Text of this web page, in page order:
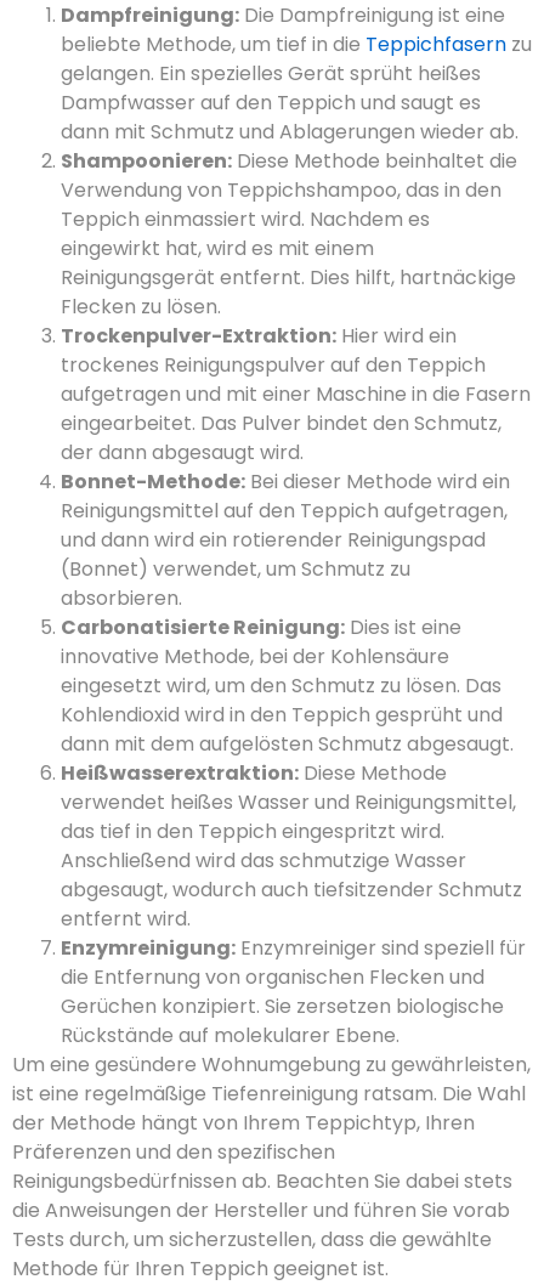
Dampfreinigung: Die Dampfreinigung ist eine
beliebte Methode, um tief in die Teppichfasern zu
gelangen. Ein spezielles Gerät sprüht heißes
Dampfwasser auf den Teppich und saugt es
dann mit Schmutz und Ablagerungen wieder ab.
Shampoonieren: Diese Methode beinhaltet die
Verwendung von Teppichshampoo, das in den
Teppich einmassiert wird. Nachdem es
eingewirkt hat, wird es mit einem
Reinigungsgerät entfernt. Dies hilft, hartnäckige
Flecken zu lösen.
Trockenpulver-Extraktion: Hier wird ein
trockenes Reinigungspulver auf den Teppich
aufgetragen und mit einer Maschine in die Fasern
eingearbeitet. Das Pulver bindet den Schmutz,
der dann abgesaugt wird.
Bonnet-Methode: Bei dieser Methode wird ein
Reinigungsmittel auf den Teppich aufgetragen,
und dann wird ein rotierender Reinigungspad
(Bonnet) verwendet, um Schmutz zu
absorbieren.
Carbonatisierte Reinigung: Dies ist eine
innovative Methode, bei der Kohlensäure
eingesetzt wird, um den Schmutz zu lösen. Das
Kohlendioxid wird in den Teppich gesprüht und
dann mit dem aufgelösten Schmutz abgesaugt.
Heißwasserextraktion: Diese Methode
verwendet heißes Wasser und Reinigungsmittel,
das tief in den Teppich eingespritzt wird.
Anschließend wird das schmutzige Wasser
abgesaugt, wodurch auch tiefsitzender Schmutz
entfernt wird.
Enzymreinigung: Enzymreiniger sind speziell für
die Entfernung von organischen Flecken und
Gerüchen konzipiert. Sie zersetzen biologische
Rückstände auf molekularer Ebene.
Um eine gesündere Wohnumgebung zu gewährleisten,
ist eine regelmäßige Tiefenreinigung ratsam. Die Wahl
der Methode hängt von Ihrem Teppichtyp, Ihren
Präferenzen und den spezifischen
Reinigungsbedürfnissen ab. Beachten Sie dabei stets
die Anweisungen der Hersteller und führen Sie vorab
Tests durch, um sicherzustellen, dass die gewählte
Methode für Ihren Teppich geeignet ist.